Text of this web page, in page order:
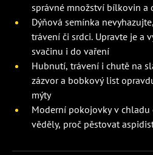
správné množství bílkovin a
Dýňová semínka
trávení či srdci. Upravte je a
svačinu i do vaření
Hubnutí, trávení i chutě na
zázvor a bobkový list
mýty
Moderní pokojovky v chladu
věděly, proč pěstovat